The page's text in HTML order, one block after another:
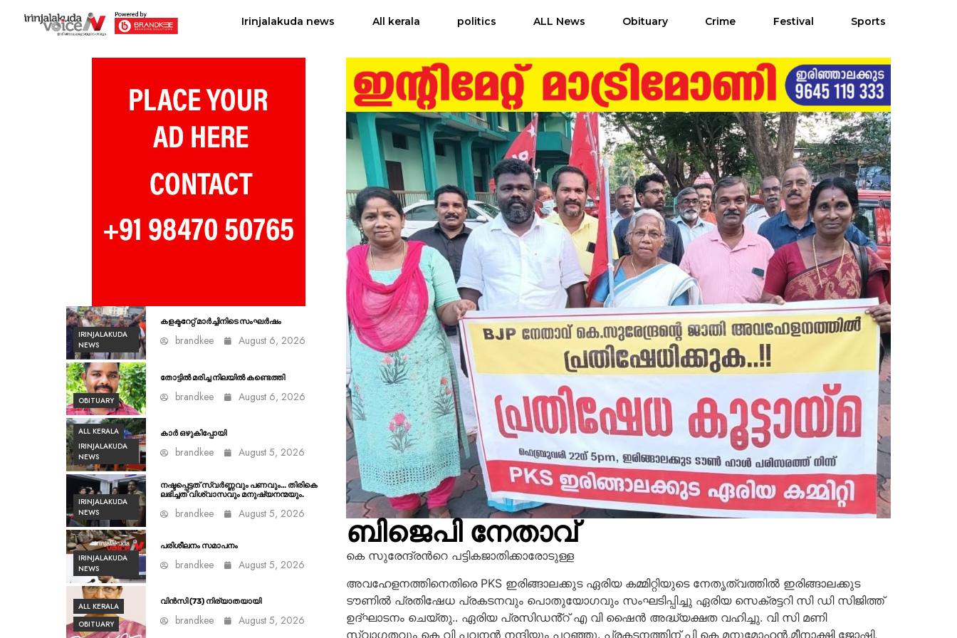
Irinjalakuda news All kerala politics ALL News Obituary Crime Festival Sports
ബിജെപി നേതാവ്
കെ സുരേന്ദ്രന്‍റെ പട്ടികജാതിക്കാരോടുള്ള
അവഹേളനത്തിനെതിരെ PKS ഇരിങ്ങാലക്കുട ഏരിയ കമ്മിറ്റിയുടെ നേതൃത്വത്തിൽ ഇരിങ്ങാലക്കുട
ടൗണിൽ പ്രതിഷേധ പ്രകടനവും പൊതുയോഗവും സംഘടിപ്പിച്ചു ഏരിയ സെക്രട്ടറി സി ഡി സിജിത്ത്
ഉദ്ഘാടനം ചെയ്തു.. ഏരിയ പ്രസിഡൻ്റ് എ വി ഷൈൻ അദ്ധ്യക്ഷത വഹിച്ചു. വി സി മണി
സ്വാഗതവും കെ വി പവനൻ നന്ദിയും പറഞ്ഞു. പ്രകടനത്തിന് പി കെ മനുമോഹൻ,മീനാക്ഷി ജോഷി,
IRINJALAKUDA
NEWS
കളക്ടറേറ്റ് മാർച്ചിനിടെ സംഘർഷം
brandkee August 6, 2026
OBITUARY
തോട്ടിൽ മരിച്ച നിലയിൽ കണ്ടെത്തി
brandkee August 6, 2026
ALL KERALA
IRINJALAKUDA
NEWS
കാർ ഒഴുകിപ്പോയി
brandkee August 5, 2026
IRINJALAKUDA
NEWS
നഷ്ടപ്പെട്ടത് സ്വർണ്ണവും പണവും… തിരികെ
ലഭിച്ചത് വിശ്വാസവും മനുഷ്യനന്മയും.
brandkee August 5, 2026
IRINJALAKUDA
NEWS
പരിശീലനം സമാപനം
brandkee August 5, 2026
ALL KERALA
OBITUARY
വിൻസി (73) നിര്യാതയായി
brandkee August 5, 2026